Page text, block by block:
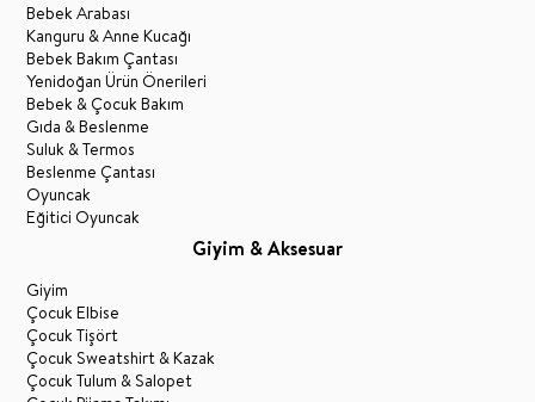
Bebek Arabası
Kanguru & Anne Kucağı
Bebek Bakım Çantası
Yenidoğan Ürün Önerileri
Bebek & Çocuk Bakım
Gıda & Beslenme
Suluk & Termos
Beslenme Çantası
Oyuncak
Eğitici Oyuncak
Giyim & Aksesuar
Giyim
Çocuk Elbise
Çocuk Tişört
Çocuk Sweatshirt & Kazak
Çocuk Tulum & Salopet